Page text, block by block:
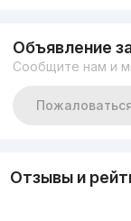
Ориентир
Объявление
Сообщите нам и
Отзывы и